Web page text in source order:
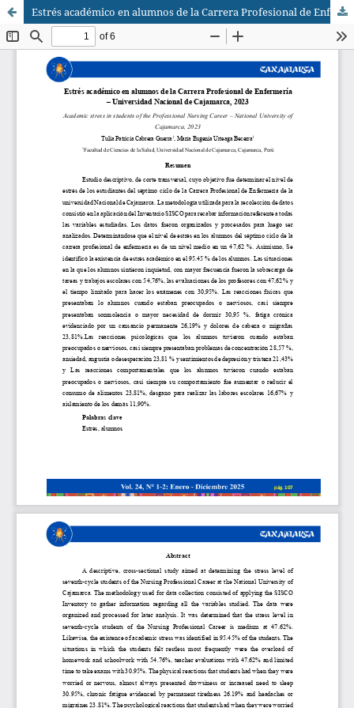
Estrés académico en alumnos de la Carrera Profesional de Enfermería – Universidad Nacional de Cajamarca, 2023